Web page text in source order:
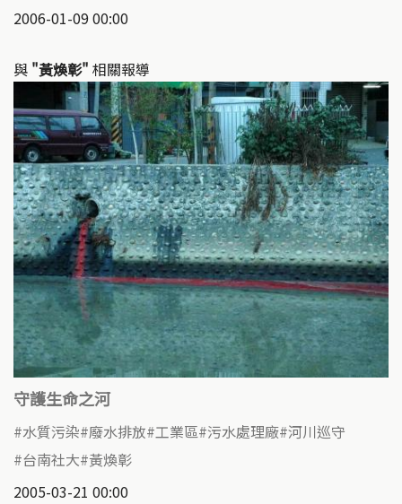
2006-01-09 00:00
與 "黃煥彰" 相關報導
守護生命之河
水質污染 廢水排放 工業區 污水處理廠 河川巡守
台南社大 黃煥彰
2005-03-21 00:00